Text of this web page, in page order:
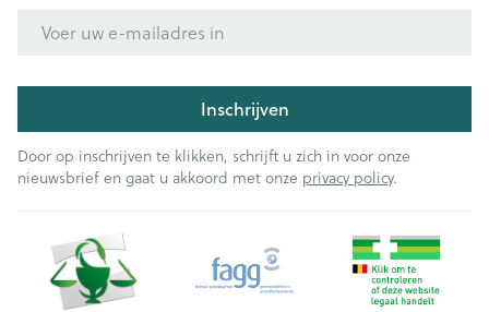
Inschrijven
Door op inschrijven te klikken, schrijft u zich in voor onze
nieuwsbrief en gaat u akkoord met onze privacy policy.